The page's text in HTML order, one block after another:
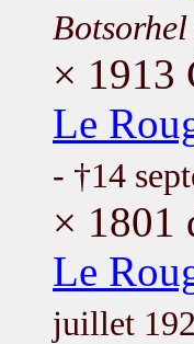
× 1913
Le
- †14
× 1801
Le
juillet